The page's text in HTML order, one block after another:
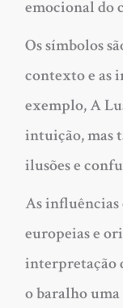
emocional do
Os símbolos
contexto e as
exemplo, A
intuição, mas
ilusões e
As
europeias e
interpretação
o baralho